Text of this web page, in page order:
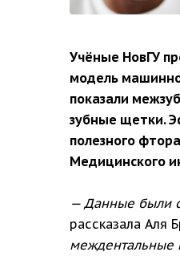
Учёные НовГУ
модель
показали
зубные щетки.
полезного
Медицинского
— Данные были
рассказала Аля
междентальные